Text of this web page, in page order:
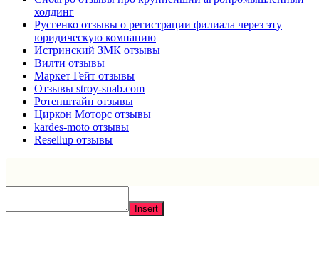
холдинг
Русгенко отзывы о регистрации филиала через эту
юридическую компанию
Истринский ЗМК отзывы
Вилти отзывы
Маркет Гейт отзывы
Отзывы stroy-snab.com
Ротенштайн отзывы
Циркон Моторс отзывы
kardes-moto отзывы
Resellup отзывы
Insert